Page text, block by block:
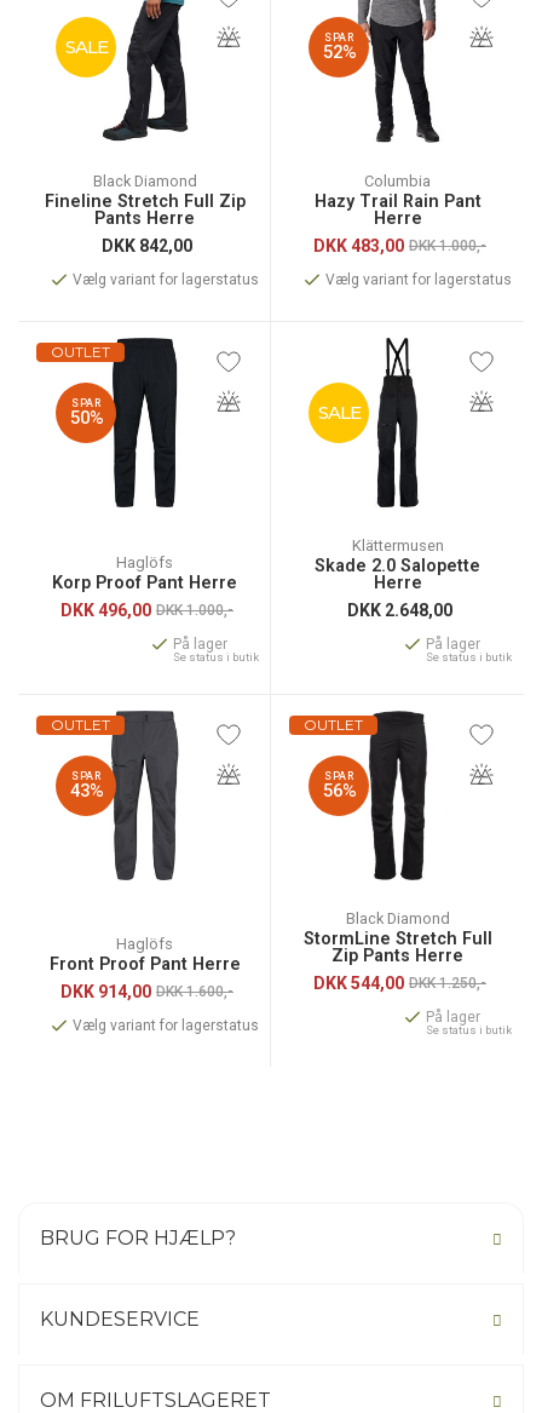
SALE
Black Diamond
Fineline Stretch Full Zip
Pants Herre
DKK 842,00
Vælg variant for lagerstatus
SPAR
52%
Columbia
Hazy Trail Rain Pant
Herre
DKK483,00 DKK 1.000,-
Vælg variant for lagerstatus
OUTLET
SPAR
50%
Haglöfs
Korp Proof Pant Herre
DKK496,00 DKK 1.000,-
På lager
Se status i butik
SALE
Klättermusen
Skade 2.0 Salopette
Herre
DKK 2.648,00
På lager
Se status i butik
OUTLET
SPAR
43%
Haglöfs
Front Proof Pant Herre
DKK 914,00 DKK 1.600,-
Vælg variant for lagerstatus
OUTLET
SPAR
56%
Black Diamond
StormLine Stretch Full
Zip Pants Herre
DKK544,00 DKK 1.250,-
På lager
Se status i butik
BRUG FOR HJÆLP?
KUNDESERVICE
OM FRILUFTSLAGERET